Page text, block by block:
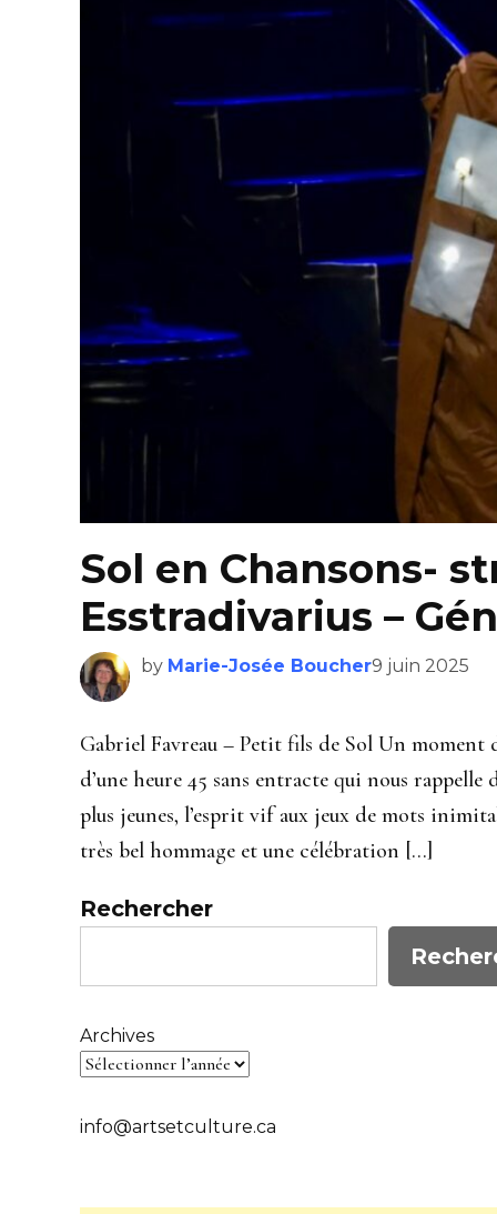
Sol en Chansons-
Esstradivarius –
by Marie-Josée Boucher9 juin 2025
Gabriel Favreau – Petit fils de Sol Un
d’une heure 45 sans entracte qui nous
plus jeunes, l’esprit vif aux jeux de mots
très bel hommage et une célébration […]
Rechercher
Archives
info@artsetculture.ca